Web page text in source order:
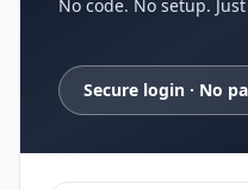
No code. No setup.
Secure login · No